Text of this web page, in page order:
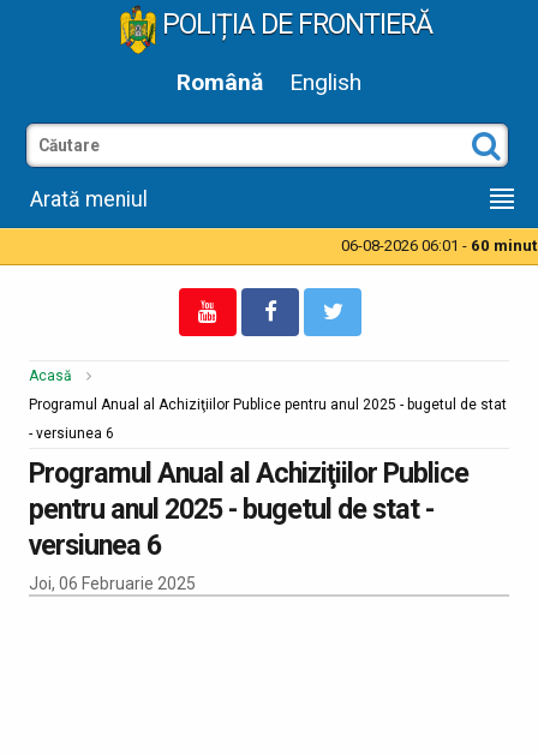
POLIȚIA DE FRONTIERĂ
Română English
Arată meniul
06-08-2026 06:01 - 60
Acasă
Programul Anual al Achiziţiilor Publice pentru anul 2025 - bugetul de stat
- versiunea 6
Programul Anual al Achiziţiilor Publice
pentru anul 2025 - bugetul de stat -
versiunea 6
Joi, 06 Februarie 2025